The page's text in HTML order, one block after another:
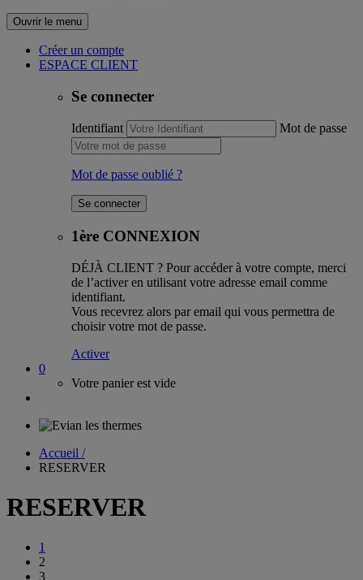
Ouvrir le menu
Créer un compte
ESPACE CLIENT
Se connecter
Identifiant Mot de passe
Mot de passe oublié ?
1ère CONNEXION
DÉJÀ CLIENT ? Pour accéder à votre compte, merci
de l’activer en utilisant votre adresse email comme
identifiant.
Vous recevrez alors par email qui vous permettra de
choisir votre mot de passe.
Activer
0
Votre panier est vide
Accueil /
RESERVER
RESERVER
1
2
3